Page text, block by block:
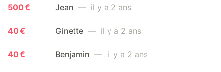
500 € Jean — il y a 2 ans
40 € Ginette — il y a 2 ans
40 € Benjamin — il y a 2 ans